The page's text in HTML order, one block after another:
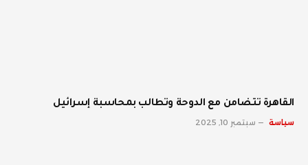
القاهرة تتضامن مع الدوحة وتطالب بمحاسبة إسرائيل
سياسة سبتمبر 10, 2025